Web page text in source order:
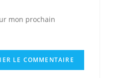
mon prochain